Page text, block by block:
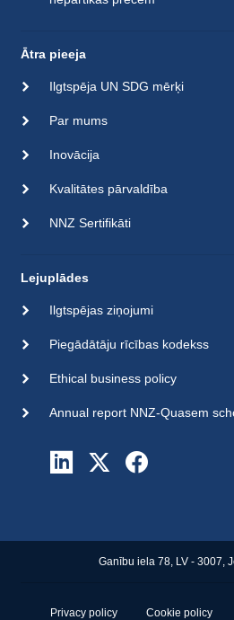
Ātra pieeja
Ilgtspēja UN SDG mērķi
Par mums
Inovācija
Kvalitātes pārvaldība
NNZ Sertifikāti
Lejuplādes
Ilgtspējas ziņojumi
Piegādātāju rīcības kodekss
Ethical business policy
Annual report NNZ-Quasem
Ganību iela 78, LV - 3007,
Privacy policy Cookie policy